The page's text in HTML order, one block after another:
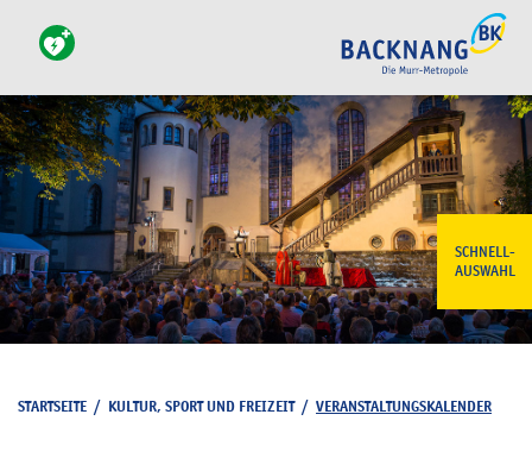
SCHNELL-
AUSWAHL
STARTSEITE / KULTUR, SPORT UND FREIZEIT/ VERANSTALTUNGSKALENDER